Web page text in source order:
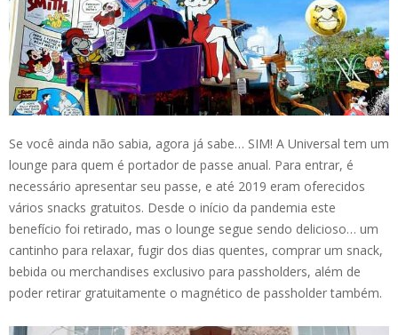
Se você ainda não sabia, agora já sabe… SIM! A Universal tem um
lounge para quem é portador de passe anual. Para entrar, é
necessário apresentar seu passe, e até 2019 eram oferecidos
vários snacks gratuitos. Desde o início da pandemia este
benefício foi retirado, mas o lounge segue sendo delicioso… um
cantinho para relaxar, fugir dos dias quentes, comprar um snack,
bebida ou merchandises exclusivo para passholders, além de
poder retirar gratuitamente o magnético de passholder também.